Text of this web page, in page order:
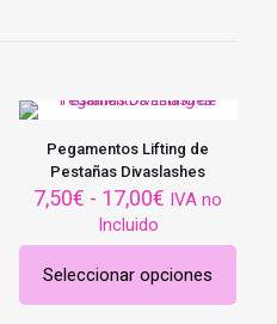
Pegamentos Lifting de
Pestañas Divaslashes
7,50€ - 17,00€ Rango
precios:
desde
7,50€
hasta
IVA no
Incluido
Seleccionar opciones
Este
producto